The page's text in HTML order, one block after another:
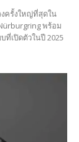
งครั้งใหญ่ที่สุดใน
พร้อม
ที่เปิดตัวในปี 2025